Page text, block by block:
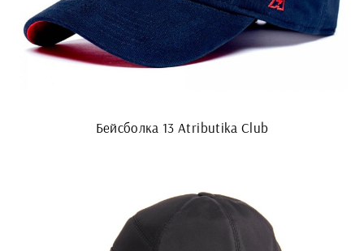
Бейсболка 13 Atributika Club